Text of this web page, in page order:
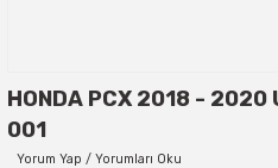
HONDA PCX 2018 - 2020
001
Yorum Yap / Yorumları Oku